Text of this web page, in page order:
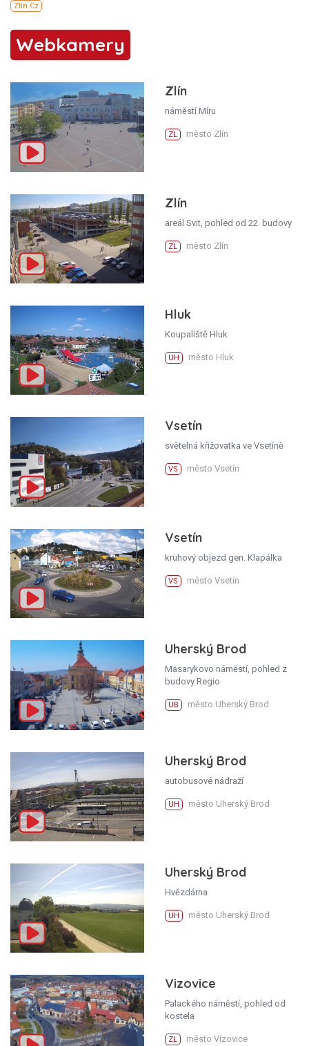
Webkamery
Zlín
náměstí Míru
ZL město Zlín
Zlín
areál Svit, pohled od 22. budovy
ZL město Zlín
Hluk
Koupaliště Hluk
UH město Hluk
Vsetín
světelná křižovatka ve Vsetíně
VS město Vsetín
Vsetín
kruhový objezd gen. Klapálka
VS město Vsetín
Uherský Brod
Masarykovo náměstí, pohled z
budovy Regio
UB město Uherský Brod
Uherský Brod
autobusové nádraží
UH město Uherský Brod
Uherský Brod
Hvězdárna
UH město Uherský Brod
Vizovice
Palackého náměstí, pohled od
kostela
ZL město Vizovice